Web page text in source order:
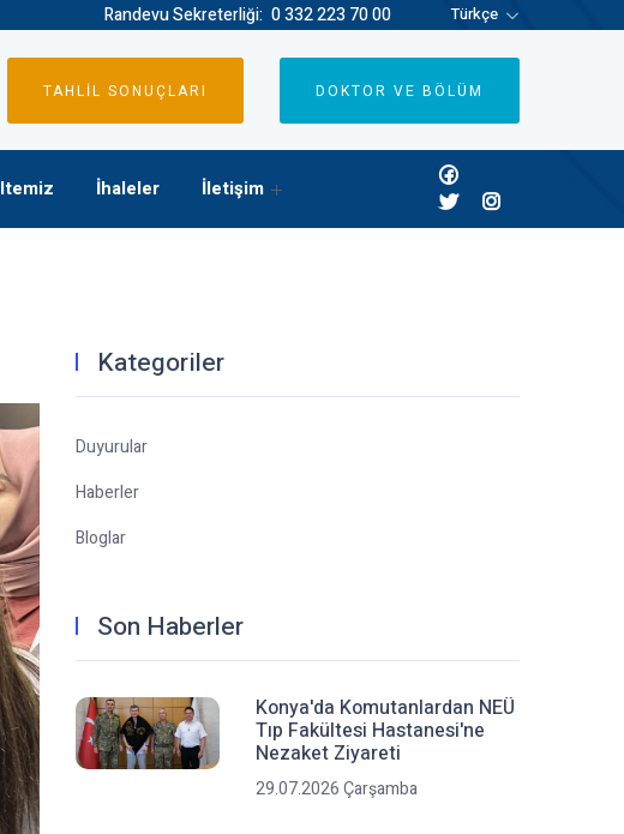
Randevu Sekreterliği: 0 332 223 70 00 Türkçe
TAHLİL SONUÇLARI DOKTOR VE BÖLÜM
İhaleler İletişim
Kategoriler
Duyurular
Haberler
Bloglar
Son Haberler
Konya'da Komutanlardan NEÜ
Tıp Fakültesi Hastanesi'ne
Nezaket Ziyareti
29.07.2026 Çarşamba